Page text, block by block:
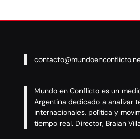
Mundo en Conflicto es un
Argentina dedicado a analizar
internacionales, política y
tiempo real. Director, Braian